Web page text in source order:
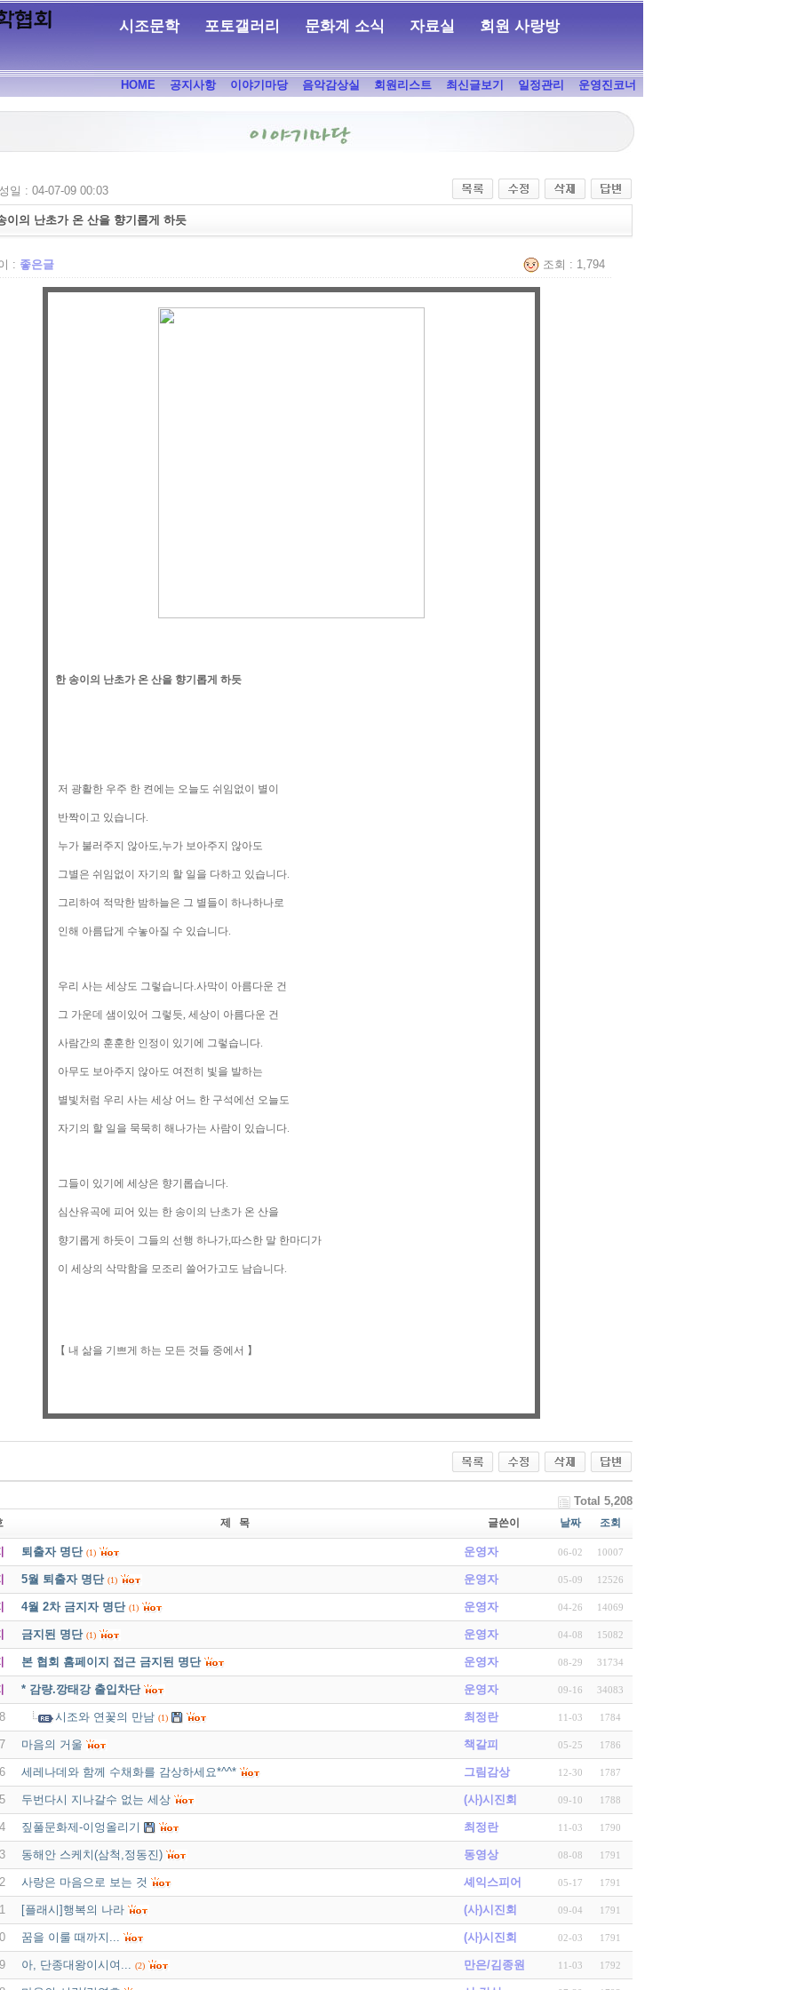
시조문학 포토갤러리 문화계 소식 자료실 회원 사랑방
HOME 공지사항 이야기마당 음악감상실 회원리스트 최신글보기 일정관리 운영진코너
일 : 04-07-09 00:03
이의 난초가 온 산을 향기롭게 하듯
: 좋은글 조회 : 1,794
  한 송이의 난초가 온 산을 향기롭게 하듯
Total 5,208
제 목 글쓴이 날짜 조회
퇴출자 명단 (1) 운영자 06-02 10007
5월 퇴출자 명단 (1) 운영자 05-09 12526
4월 2차 금지자 명단 (1) 운영자 04-26 14069
금지된 명단 (1) 운영자 04-08 15082
본 협회 홈페이지 접근 금지된 명단 운영자 08-29 31734
* 감량.깡태강 출입차단 운영자 09-16 34083
시조와 연꽃의 만남 (1) 최정란 11-03 1784
마음의 거울 책갈피 05-25 1786
세레나데와 함께 수채화를 감상하세요*^^* 그림감상 12-30 1787
두번다시 지나갈수 없는 세상 (사)시진회 09-10 1788
짚풀문화제-이엉올리기 최정란 11-03 1790
동해안 스케치(삼척,정동진) 동영상 08-08 1791
사랑은 마음으로 보는 것 셰익스피어 05-17 1791
[플래시]행복의 나라 (사)시진회 09-04 1791
꿈을 이룰 때까지... (사)시진회 02-03 1791
아, 단종대왕이시여... (2) 만은/김종원 11-03 1792